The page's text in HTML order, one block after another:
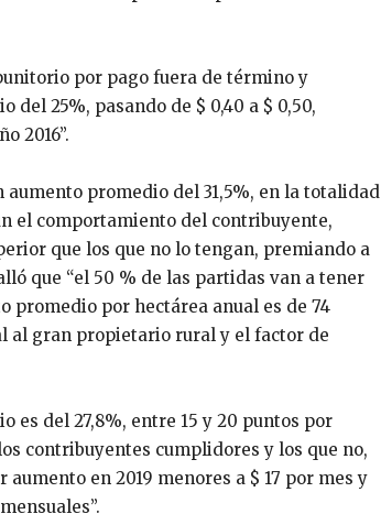
por pago fuera de término y
25%, pasando de $ 0,40 a $ 0,50,
2016”.
promedio del 31,5%, en la totalidad
el comportamiento del contribuyente,
que los que no lo tengan, premiando a
que “el 50 % de las partidas van a tener
promedio por hectárea anual es de 74
al gran propietario rural y el factor de
es del 27,8%, entre 15 y 20 puntos por
contribuyentes cumplidores y los que no,
en 2019 menores a $ 17 por mes y